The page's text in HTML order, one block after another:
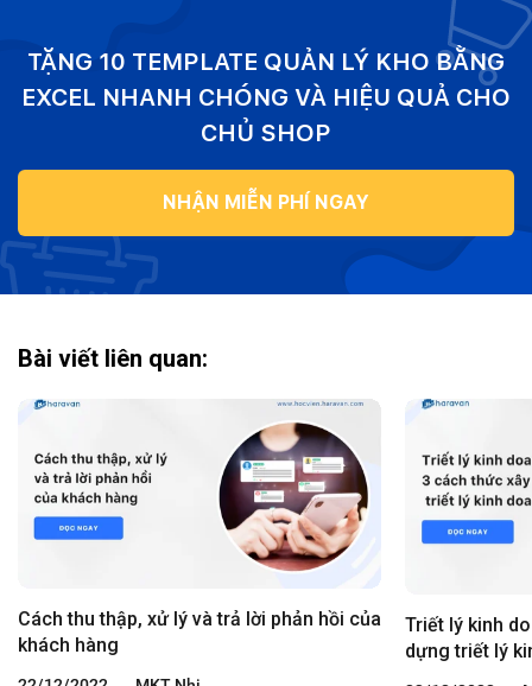
TẶNG 10 TEMPLATE QUẢN LÝ KHO BẰNG
EXCEL NHANH CHÓNG VÀ HIỆU QUẢ CHO
CHỦ SHOP
NHẬN MIỄN PHÍ NGAY
Bài viết liên quan:
Cách thu thập, xử lý và trả lời phản hồi của
khách hàng
Triết lý kinh
dựng triết lý